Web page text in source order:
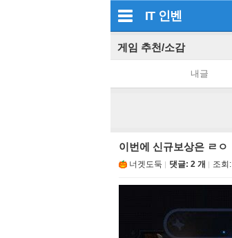
IT 인벤
게임 추천/소감
내글
이번에 신규보상은 ㄹㅇ
너겟도둑 댓글: 2 개 조회: